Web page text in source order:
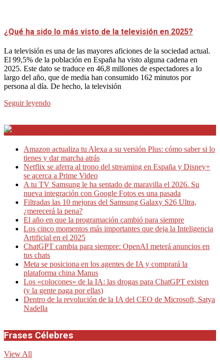
¿Qué ha sido lo más visto de la televisión en 2025?
La televisión es una de las mayores aficiones de la sociedad actual.
El 99,5% de la población en España ha visto alguna cadena en
2025. Este dato se traduce en 46,8 millones de espectadores a lo
largo del año, que de media han consumido 162 minutos por
persona al día. De hecho, la televisión
Seguir leyendo
Amazon actualiza tu Alexa a su versión Plus: cómo saber si lo
tienes y dar marcha atrás
Netflix se aferra al trono del streaming en España y Disney+
se acerca a Prime Video
A tu TV Samsung le ha sentado de maravilla el 2026. Su
nueva integración con Google Fotos es una pasada
Filtradas las 10 mejoras del Samsung Galaxy S26 Ultra,
¿merecerá la pena?
El año en que la programación cambió para siempre
Los cinco momentos más importantes que deja la Inteligencia
Artificial en el 2025
ChatGPT cambia para siempre: OpenAI meterá anuncios en
tus chats
Meta se posiciona en los agentes de IA y comprará la
plataforma china Manus
Los «colocones» de la IA: las drogas para ChatGPT existen
(y la gente paga por ellas)
Dentro de la revolución de la IA del CEO de Microsoft, Satya
Nadella
Frases Célebres
View All